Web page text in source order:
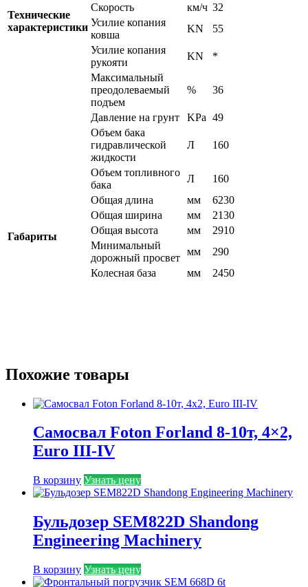
Технические
характеристики
Скорость
км/ч 32
Усилие копания
ковша
KN
55
Усилие копания
рукояти
KN
*
Максимальный
преодолеваемый
подъем
% 36
Давление на грунт KPa 49
Объем бака
гидравлической
жидкости
Л 160
Объем топливного
бака
Л 160
Габариты
Общая длина мм
6230
Общая ширина
мм
2130
Общая высота
мм
2910
Минимальный
дорожный просвет
мм
290
Колесная база
мм 2450
Похожие товары
Самосвал Foton Forland 8-10т, 4×2,
Euro III-IV
В корзину Узнать цену
Бульдозер SEM822D Shandong
Engineering Machinery
В корзину Узнать цену